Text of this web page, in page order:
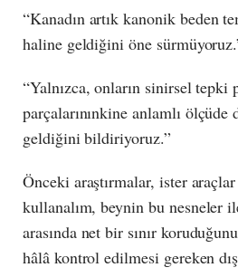
“Kanadın artık kanonik beden
haline geldiğini öne
“Yalnızca, onların sinirsel
parçalarınınkine anlamlı ölçüde
geldiğini bildiriyoruz.”
Önceki araştırmalar, ister
kullanalım, beynin bu nesneler
arasında net bir sınır
hâlâ kontrol edilmesi gereken